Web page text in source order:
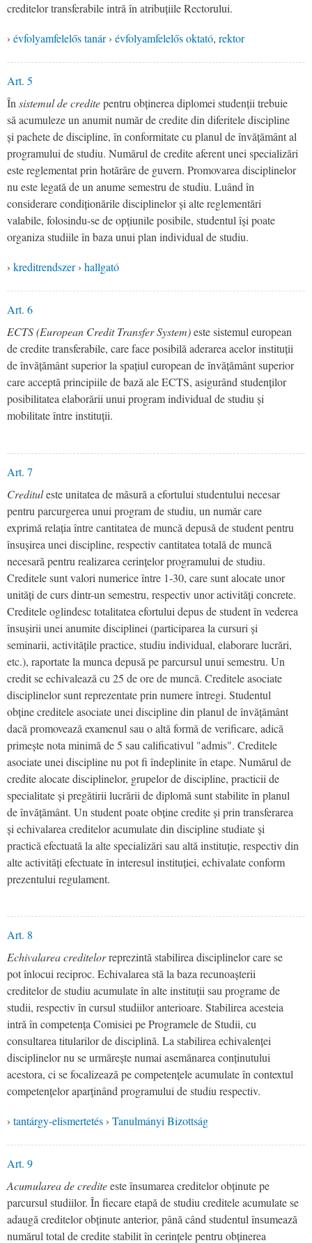
creditelor transferabile intră în atribuțiile Rectorului.
› évfolyamfelelős tanár› évfolyamfelelős oktató, rektor
Art. 5
Însistemul de creditepentru obținerea diplomei studenții trebuie
să acumuleze un anumit număr de credite din diferitele discipline
și pachete de discipline, în conformitate cu planul de învățământ al
programului de studiu. Numărul de credite aferent unei specializări
este reglementat prin hotărâre de guvern. Promovarea disciplinelor
nu este legată de un anume semestru de studiu. Luând în
considerare condiționările disciplinelor și alte reglementări
valabile, folosindu-se de opțiunile posibile, studentul își poate
organiza studiile în baza unui plan individual de studiu.
› kreditrendszer› hallgató
Art. 6
ECTS (European Credit Transfer System)este sistemul european
de credite transferabile, care face posibilă aderarea acelor instituții
de învățământ superior la spațiul european de învățământ superior
care acceptă principiile de bază ale ECTS, asigurând studenților
posibilitatea elaborării unui program individual de studiu și
mobilitate între instituții.
Art. 7
Credituleste unitatea de măsură a efortului studentului necesar
pentru parcurgerea unui program de studiu, un număr care
exprimă relația între cantitatea de muncă depusă de student pentru
însușirea unei discipline, respectiv cantitatea totală de muncă
necesară pentru realizarea cerințelor programului de studiu.
Creditele sunt valori numerice între 1-30, care sunt alocate unor
unități de curs dintr-un semestru, respectiv unor activități concrete.
Creditele oglindesc totalitatea efortului depus de student în vederea
însușirii unei anumite disciplinei (participarea la cursuri și
seminarii, activitățile practice, studiu individual, elaborare lucrări,
etc.), raportate la munca depusă pe parcursul unui semestru. Un
credit se echivalează cu 25 de ore de muncă. Creditele asociate
disciplinelor sunt reprezentate prin numere întregi. Studentul
obține creditele asociate unei discipline din planul de învățământ
dacă promovează examenul sau o altă formă de verificare, adică
primește nota minimă de 5 sau calificativul "admis". Creditele
asociate unei discipline nu pot fi îndeplinite în etape. Numărul de
credite alocate disciplinelor, grupelor de discipline, practicii de
specialitate și pregătirii lucrării de diplomă sunt stabilite în planul
de învățământ. Un student poate obține credite și prin transferarea
și echivalarea creditelor acumulate din discipline studiate și
practică efectuată la alte specializări sau altă instituție, respectiv din
alte activități efectuate în interesul instituției, echivalate conform
prezentului regulament.
Art. 8
Echivalarea creditelorreprezintă stabilirea disciplinelor care se
pot înlocui reciproc. Echivalarea stă la baza recunoașterii
creditelor de studiu acumulate în alte instituții sau programe de
studii, respectiv în cursul studiilor anterioare. Stabilirea acesteia
intră în competența Comisiei pe Programele de Studii, cu
consultarea titularilor de disciplină. La stabilirea echivalenței
disciplinelor nu se urmărește numai asemănarea conținutului
acestora, ci se focalizează pe competențele acumulate în contextul
competențelor aparținând programului de studiu respectiv.
› tantárgy-elismertetés › Tanulmányi Bizottság
Art. 9
Acumularea de crediteeste însumarea creditelor obținute pe
parcursul studiilor. În fiecare etapă de studiu creditele acumulate se
adaugă creditelor obținute anterior, până când studentul însumează
numărul total de credite stabilit în cerințele pentru obținerea